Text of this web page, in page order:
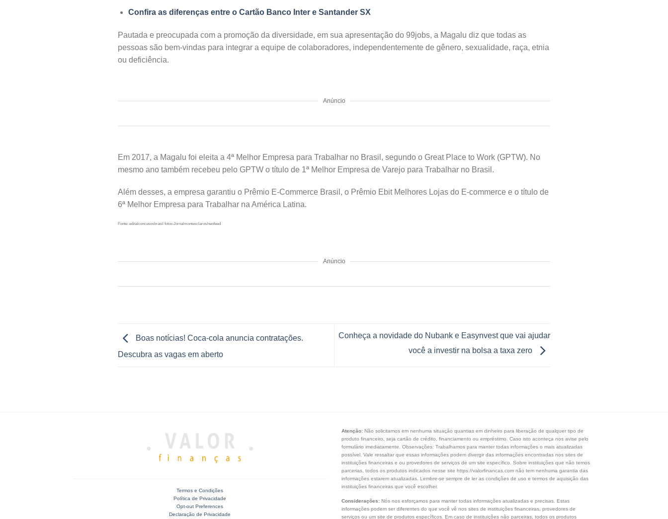
Confira as diferenças entre o Cartão Banco Inter e Santander SX
Pautada e preocupada com a promoção da diversidade, em sua apresentação do 99jobs, a Magalu diz que todas as
pessoas são bem-vindas para integrar a equipe de colaboradores, independentemente de gênero, sexualidade, raça, etnia
ou deficiência.
Anúncio
Em 2017, a Magalu foi eleita a 4ª Melhor Empresa para Trabalhar no Brasil, segundo o Great Place to Work (GPTW). No
mesmo ano também recebeu pelo GPTW o título de 1ª Melhor Empresa de Varejo para Trabalhar no Brasil.
Além desses, a empresa garantiu o Prêmio E-Commerce Brasil, o Prêmio Ebit Melhores Lojas do E-commerce e o título de
6ª Melhor Empresa para Trabalhar na América Latina.
Fonte: editalconcusosbrasil fotos:Jornalmontesclaros/neofeed
Anúncio
Boas notícias! Coca-cola anuncia contratações.
Descubra as vagas em aberto
Conheça a novidade do Nubank e Easynvest que vai ajudar
você a investir na bolsa a taxa zero
Termos e Condições
Política de Privacidade
Opt-out Preferences
Declaração de Privacidade
Atenção: Não solicitamos em nenhuma situação quantias em dinheiro para liberação de qualquer tipo de
produto financeiro, seja cartão de crédito, financiamento ou empréstimo. Caso isto aconteça nos avise pelo
formulário imediatamente. Observações: Trabalhamos para manter todas informações o mais atualizadas
possível. Vale ressaltar que essas informações podem divergir das informações encontradas nos sites de
instituições financeiras e ou provedores de serviços de um site específico. Sobre instituições que não temos
parcerias, todos os produtos indicados nesse site https://valorfinancas.com não tem nenhuma garantia das
informações estarem atualizadas. Lembre-se sempre de ler as condições de uso e termos de aquisição das
instituições financeiras que você escolher.
Considerações: Nós nos esforçamos para manter todas informações atualizadas e precisas. Estas
informações podem ser diferentes do que você vê nos sites de instituições financeiras, provedores de
serviços ou um site de produtos específicos. Em caso de instituições não parceiras, todos os produtos